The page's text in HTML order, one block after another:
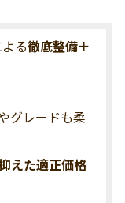
る徹底整備＋
グレードも柔
えた適正価格